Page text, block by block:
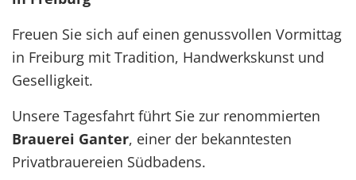
Freuen Sie sich auf einen genussvollen Vormittag
in Freiburg mit Tradition, Handwerkskunst und
Geselligkeit.
Unsere Tagesfahrt führt Sie zur renommierten
Brauerei Ganter, einer der bekanntesten
Privatbrauereien Südbadens.